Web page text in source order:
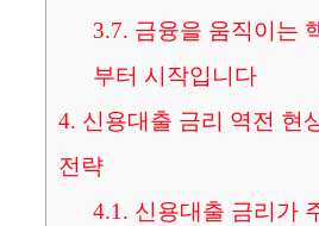
3.7. 금융을 움직이는
부터 시작입니다
4. 신용대출 금리 역전 현
전략
4.1. 신용대출 금리가